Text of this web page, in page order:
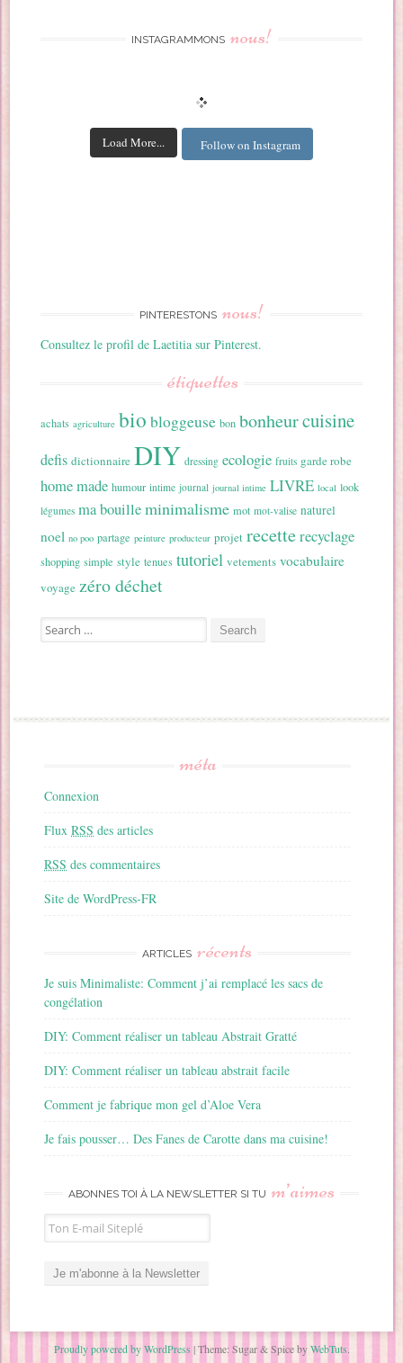
INSTAGRAMMONS nous!
Load More... Follow on Instagram
PINTERESTONS nous!
Consultez le profil de Laetitia sur Pinterest.
étiquettes
achats agriculture bio bloggeuse bon bonheurcuisine
defis dictionnaire DIY dressing ecologie fruits garde robe
home made humour intime journal journal intime LIVRE local look
légumes ma bouilleminimalisme mot mot-valise naturel
noel no poo partage peinture producteur projet recetterecyclage
shopping simple style tenues tutoriel vetements vocabulaire
voyage zéro déchet
Search for:
méta
Connexion
FluxRSS des articles
RSS des commentaires
Site de WordPress-FR
ARTICLES récents
Je suis Minimaliste: Comment j’ai remplacé les sacs de
congélation
DIY: Comment réaliser un tableau Abstrait Gratté
DIY: Comment réaliser un tableau abstrait facile
Comment je fabrique mon gel d’Aloe Vera
Je fais pousser… Des Fanes de Carotte dans ma cuisine!
ABONNES TOI À LA NEWSLETTER SI TU m’aimes
Proudly powered by WordPress |Theme: Sugar & Spice byWebTuts.